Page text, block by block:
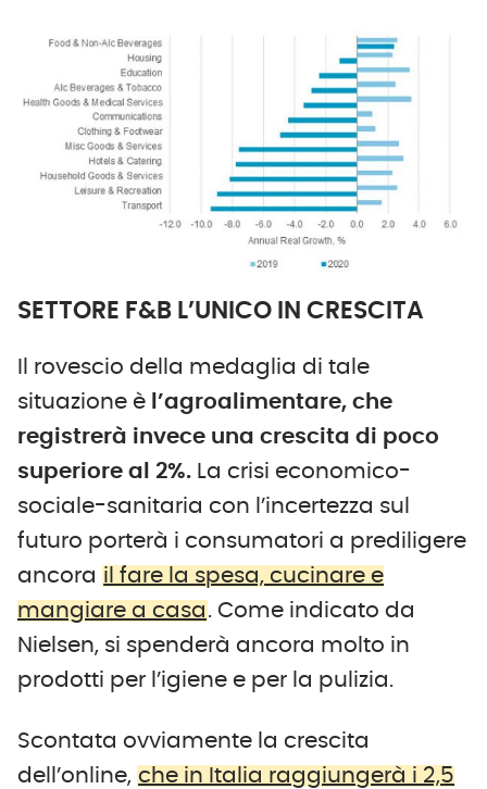
SETTORE F&B L’UNICO IN CRESCITA
Il rovescio della medaglia di tale
situazione è l’agroalimentare, che
registrerà invece una crescita di poco
superiore al 2%. La crisi economico-
sociale-sanitaria con l’incertezza sul
futuro porterà i consumatori a prediligere
ancora il fare la spesa, cucinare e
mangiare a casa . Come indicato da
Nielsen, si spenderà ancora molto in
prodotti per l’igiene e per la pulizia.
Scontata ovviamente la crescita
dell’online, che in Italia raggiungerà i 2,5